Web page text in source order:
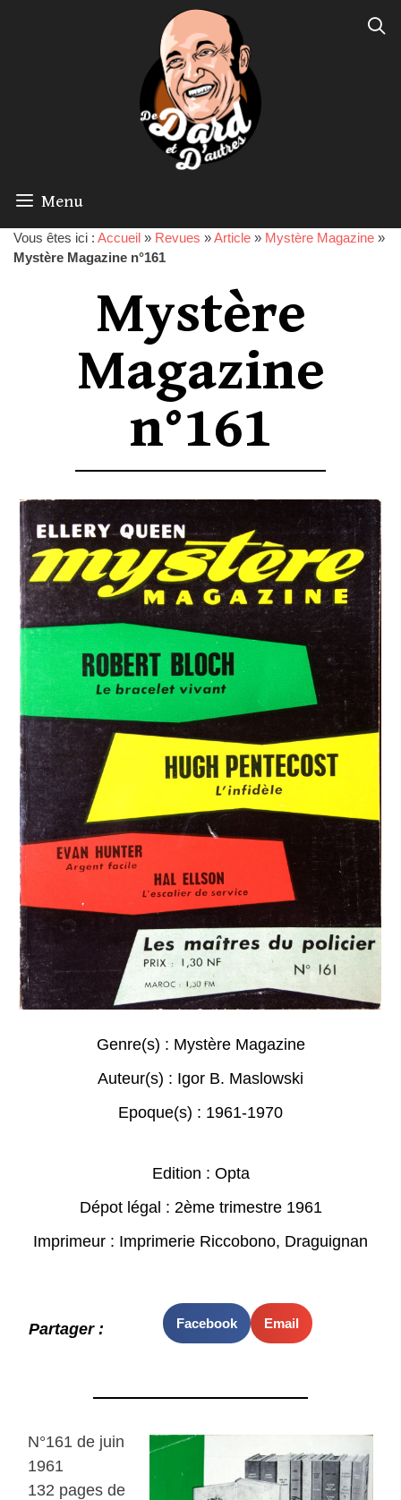
Menu
Vous êtes ici : Accueil » Revues »Article » Mystère Magazine »
Mystère Magazine n°161
Mystère
Magazine
n°161
Genre(s) : Mystère Magazine
Auteur(s) : Igor B. Maslowski
Epoque(s) : 1961-1970
Edition : Opta
Dépot légal : 2ème trimestre 1961
Imprimeur : Imprimerie Riccobono, Draguignan
Partager : Facebook Email
N°161 de juin
1961
132 pages de